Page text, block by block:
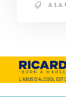
A LA